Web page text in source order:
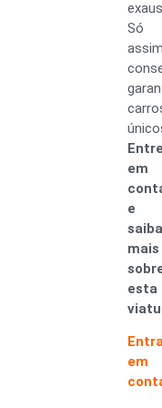
Só
em
e
saiba
mais
esta
em